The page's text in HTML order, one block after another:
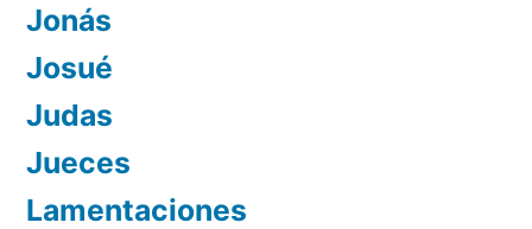
Jonás
Josué
Judas
Jueces
Lamentaciones